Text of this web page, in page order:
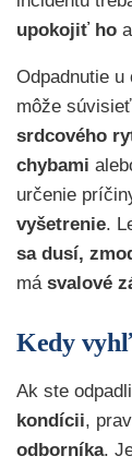
upokojiť ho a
Odpadnutie u
môže
srdcového
chybami
určenie
vyšetrenie.
sa dusí,
má svalové
Kedy
Ak ste odpadli
kondícii,
odborníka.